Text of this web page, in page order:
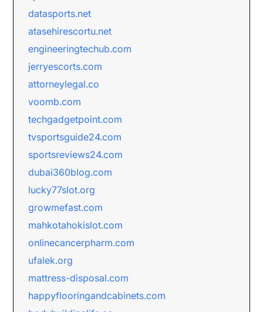
datasports.net
atasehirescortu.net
engineeringtechub.com
jerryescorts.com
attorneylegal.co
voomb.com
techgadgetpoint.com
tvsportsguide24.com
sportsreviews24.com
dubai360blog.com
lucky77slot.org
growmefast.com
mahkotahokislot.com
onlinecancerpharm.com
ufalek.org
mattress-disposal.com
happyflooringandcabinets.com